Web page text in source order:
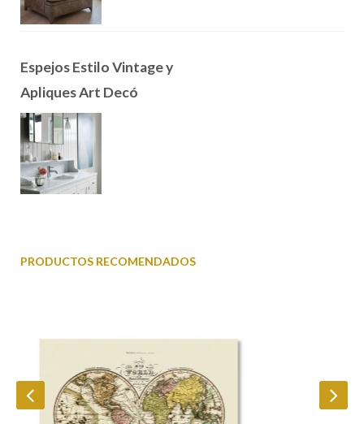
Espejos Estilo Vintage y
Apliques Art Decó
PRODUCTOS RECOMENDADOS